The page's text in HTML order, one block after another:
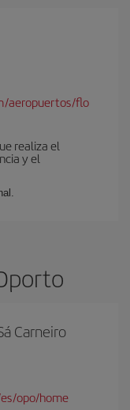
aeropuertos/flo
realiza el
y el
Carneiro
opo/home